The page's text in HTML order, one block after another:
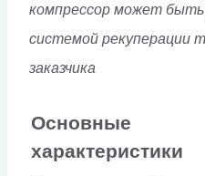
компрессор может
системой рекуперации
заказчика
Основные
характеристики